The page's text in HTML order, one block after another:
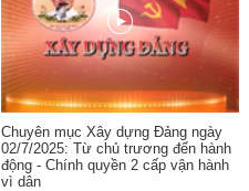
Chuyên mục Xây dựng Đảng ngày
02/7/2025: Từ chủ trương đến hành
động - Chính quyền 2 cấp vận hành
vì dân